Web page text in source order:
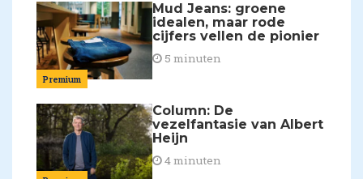
Premium
Mud Jeans: groene
idealen, maar rode
cijfers vellen de pionier
5 minuten
Column: De
vezelfantasie van Albert
Heijn
4 minuten